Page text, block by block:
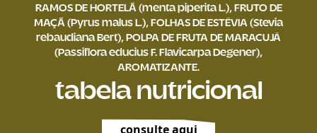
RAMOS DE HORTELÃ (menta piperita L.), FRUTO DE
MAÇÃ (Pyrus malus L.), FOLHAS DE ESTÉVIA (Stevia
rebaudiana Bert), POLPA DE FRUTA DE MARACUJÁ
(Passiflora educius F. Flavicarpa Degener),
AROMATIZANTE.
tabela nutricional
consulte aqui